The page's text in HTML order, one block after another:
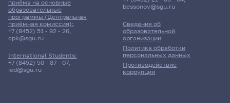
3 июня 2026 г. 14:00
внутреннии болезни
приёма на основные
образовательные
программы (Центральная
приёмная комиссия):
+7 (8452) 51 - 92 - 26,
cpk@sgu.ru
International Students:
+7 (8452) 50 - 87 - 07,
ied@sgu.ru
Сведения об
образовательной
организации
Политика обработки
персональных данных
Противодействие
коррупции
bessonov@sgu.ru